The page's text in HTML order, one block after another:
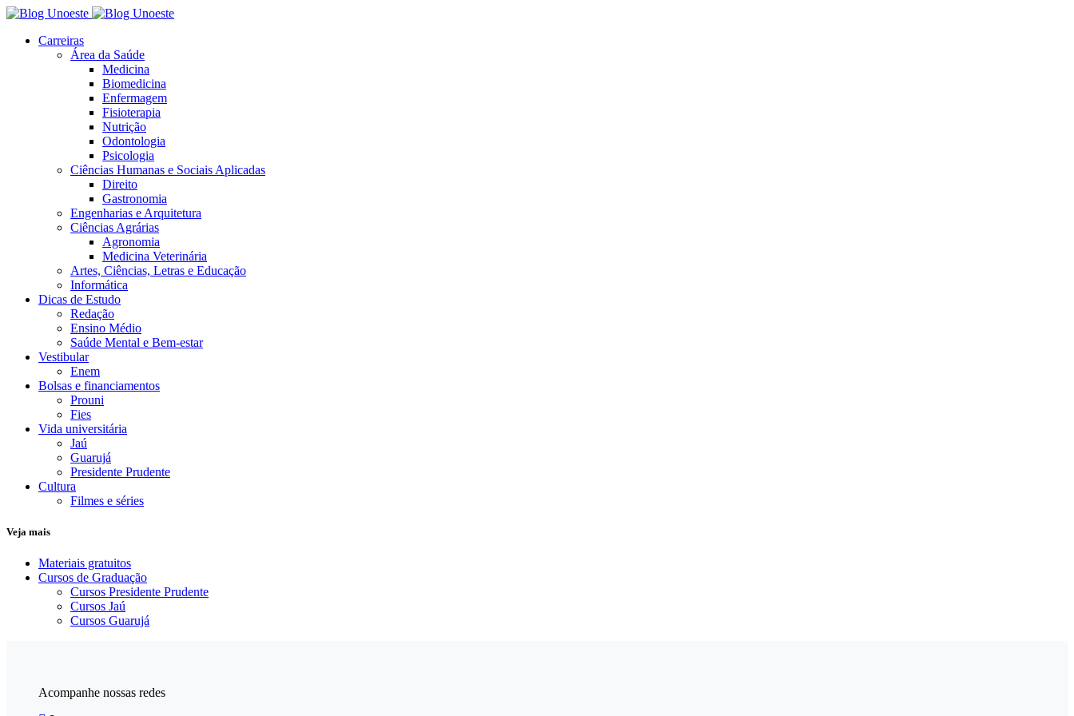
Carreiras
Área da Saúde
Medicina
Biomedicina
Enfermagem
Fisioterapia
Nutrição
Odontologia
Psicologia
Ciências Humanas e Sociais Aplicadas
Direito
Gastronomia
Engenharias e Arquitetura
Ciências Agrárias
Agronomia
Medicina Veterinária
Artes, Ciências, Letras e Educação
Informática
Dicas de Estudo
Redação
Ensino Médio
Saúde Mental e Bem-estar
Vestibular
Enem
Bolsas e financiamentos
Prouni
Fies
Vida universitária
Jaú
Guarujá
Presidente Prudente
Cultura
Filmes e séries
Veja mais
Materiais gratuitos
Cursos de Graduação
Cursos Presidente Prudente
Cursos Jaú
Cursos Guarujá
Acompanhe nossas redes